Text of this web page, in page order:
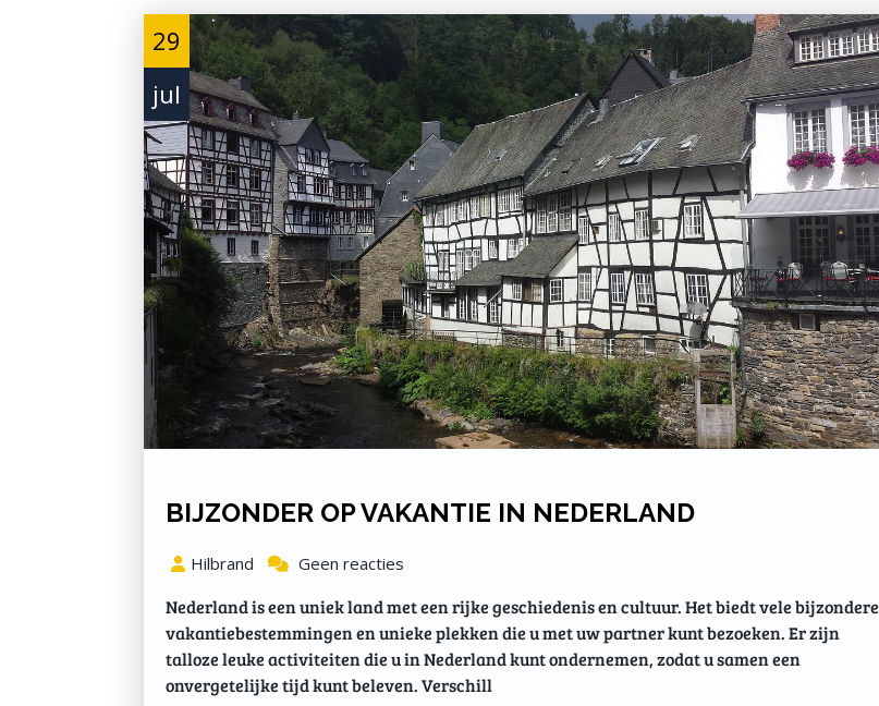
29
jul
BIJZONDER OP VAKANTIE IN NEDERLAND
Hilbrand Geen reacties
Nederland is een uniek land met een rijke geschiedenis en cultuur. Het biedt vele bijzondere
vakantiebestemmingen en unieke plekken die u met uw partner kunt bezoeken. Er zijn
talloze leuke activiteiten die u in Nederland kunt ondernemen, zodat u samen een
onvergetelijke tijd kunt beleven. Verschill